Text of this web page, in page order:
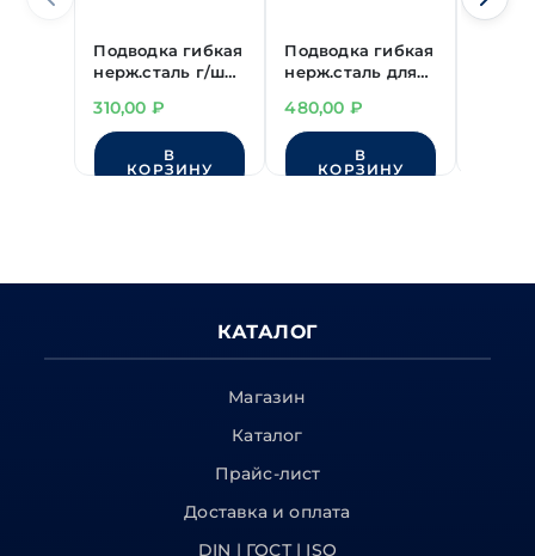
Подводка гибкая
нерж.сталь г/ш
310,00 ₽
В
КОРЗИНУ
Подводка гибкая
нерж.сталь для
800 мм (пара)
480,00 ₽
В
КОРЗИНУ
КАТАЛОГ
Магазин
Каталог
Прайс-лист
Доставка и оплата
DIN | ГОСТ | ISO